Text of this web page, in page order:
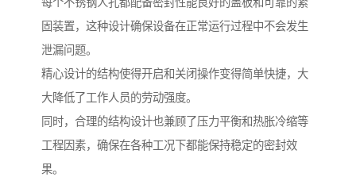
每个不锈钢人孔都配备密封性能良好的盖板和可靠的紧
固装置，这种设计确保设备在正常运行过程中不会发生
泄漏问题。
精心设计的结构使得开启和关闭操作变得简单快捷，大
大降低了工作人员的劳动强度。
同时，合理的结构设计也兼顾了压力平衡和热胀冷缩等
工程因素，确保在各种工况下都能保持稳定的密封效
果。